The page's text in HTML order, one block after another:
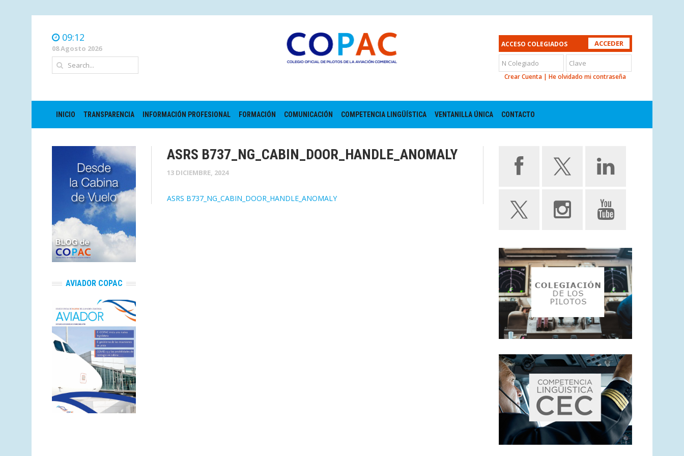
09:12
08 Agosto 2026 ACCESO COLEGIADOS
Crear Cuenta |He olvidado mi contraseña
INICIO TRANSPARENCIA INFORMACIÓN PROFESIONAL FORMACIÓN COMUNICACIÓN COMPETENCIA LINGÜÍSTICA VENTANILLA ÚNICA CONTACTO
ASRS B737_NG_CABIN_DOOR_HANDLE_ANOMALY
13 DICIEMBRE, 2024
ASRS B737_NG_CABIN_DOOR_HANDLE_ANOMALY
AVIADOR COPAC